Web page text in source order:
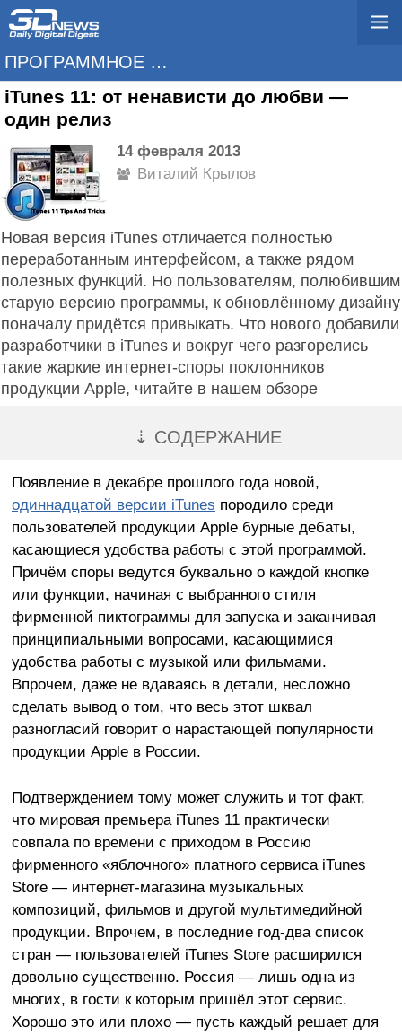
ПРОГРАММНОЕ ОБЕСПЕЧЕНИЕ
iTunes 11: от ненависти до любви —
один релиз
14 февраля 2013
Виталий Крылов
Новая версия iTunes отличается полностью
переработанным интерфейсом, а также рядом
полезных функций. Но пользователям, полюбившим
старую версию программы, к обновлённому дизайну
поначалу придётся привыкать. Что нового добавили
разработчики в iTunes и вокруг чего разгорелись
такие жаркие интернет-споры поклонников
продукции Apple, читайте в нашем обзоре
⇣ СОДЕРЖАНИЕ
Появление в декабре прошлого года новой,
одиннадцатой версии iTunes породило среди
пользователей продукции Apple бурные дебаты,
касающиеся удобства работы с этой программой.
Причём споры ведутся буквально о каждой кнопке
или функции, начиная c выбранного стиля
фирменной пиктограммы для запуска и заканчивая
принципиальными вопросами, касающимися
удобства работы с музыкой или фильмами.
Впрочем, даже не вдаваясь в детали, несложно
сделать вывод о том, что весь этот шквал
разногласий говорит о нарастающей популярности
продукции Apple в России.
Подтверждением тому может служить и тот факт,
что мировая премьера iTunes 11 практически
совпала по времени с приходом в Россию
фирменного «яблочного» платного сервиса iTunes
Store — интернет-магазина музыкальных
композиций, фильмов и другой мультимедийной
продукции. Впрочем, в последние год-два список
стран — пользователей iTunes Store расширился
довольно существенно. Россия — лишь одна из
многих, в гости к которым пришёл этот сервис.
Хорошо это или плохо — пусть каждый решает для